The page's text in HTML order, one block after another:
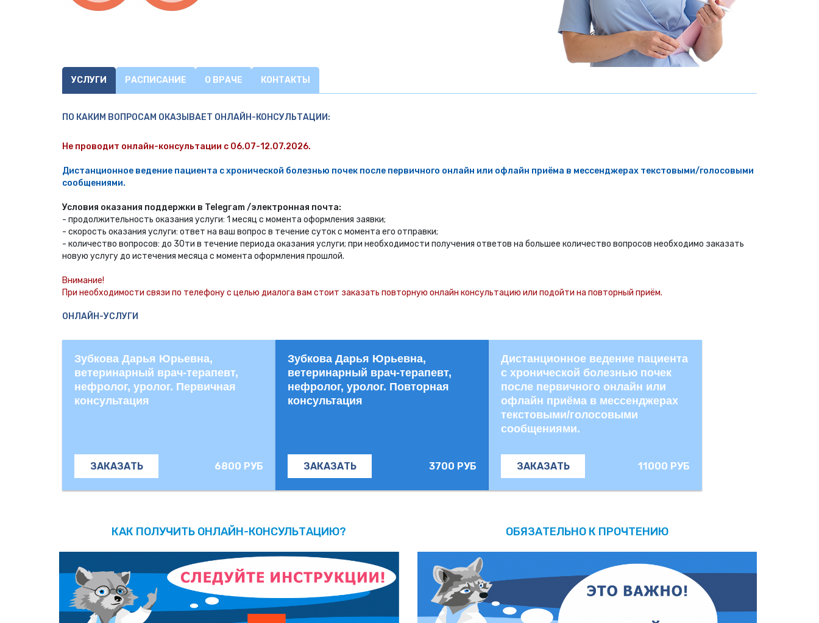
УСЛУГИ РАСПИСАНИЕ О ВРАЧЕ КОНТАКТЫ
ПО КАКИМ ВОПРОСАМ ОКАЗЫВАЕТ ОНЛАЙН-КОНСУЛЬТАЦИИ:
Не проводит онлайн-консультации с 06.07-12.07.2026.
Дистанционное ведение пациента с хронической болезнью почек после первичного онлайн или офлайн приёма в мессенджерах текстовыми/голосовыми
сообщениями.
Условия оказания поддержки в Telegram /электронная почта:
- продолжительность оказания услуги: 1 месяц с момента оформления заявки;
- скорость оказания услуги: ответ на ваш вопрос в течение суток с момента его отправки;
- количество вопросов: до 30ти в течение периода оказания услуги; при необходимости получения ответов на большее количество вопросов необходимо заказать
новую услугу до истечения месяца с момента оформления прошлой.
Внимание!
При необходимости связи по телефону с целью диалога вам стоит заказать повторную онлайн консультацию или подойти на повторный приём.
ОНЛАЙН-УСЛУГИ
Зубкова Дарья Юрьевна,
ветеринарный врач-терапевт,
нефролог, уролог. Первичная
консультация
ЗАКАЗАТЬ 6800 РУБ
Зубкова Дарья Юрьевна,
ветеринарный врач-терапевт,
нефролог, уролог. Повторная
консультация
ЗАКАЗАТЬ 3700 РУБ
Дистанционное ведение пациента
с хронической болезнью почек
после первичного онлайн или
офлайн приёма в мессенджерах
текстовыми/голосовыми
сообщениями.
ЗАКАЗАТЬ 11000 РУБ
КАК ПОЛУЧИТЬ ОНЛАЙН-КОНСУЛЬТАЦИЮ? ОБЯЗАТЕЛЬНО К ПРОЧТЕНИЮ